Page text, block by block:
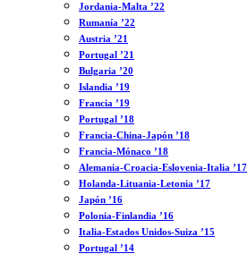
Jordania-Malta ’22
Rumanía ’22
Austria ’21
Portugal ’21
Bulgaria ’20
Islandia ’19
Francia ’19
Portugal ’18
Francia-China-Japón ’18
Francia-Mónaco ’18
Alemania-Croacia-Eslovenia-Italia ’17
Holanda-Lituania-Letonia ’17
Japón ’16
Polonia-Finlandia ’16
Italia-Estados Unidos-Suiza ’15
Portugal ’14